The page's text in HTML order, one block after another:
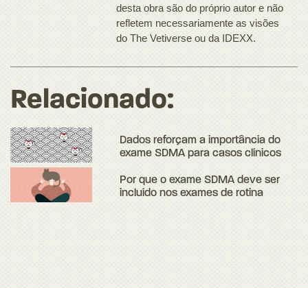
desta obra são do próprio autor e não
refletem necessariamente as visões
do The Vetiverse ou da IDEXX.
Relacionado:
Dados reforçam a importância do
exame SDMA para casos clínicos
Por que o exame SDMA deve ser
incluído nos exames de rotina